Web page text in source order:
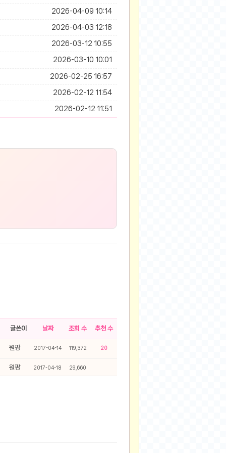
2026-04-09 10:14
2026-04-03 12:18
2026-03-12 10:55
2026-03-10 10:01
2026-02-25 16:57
2026-02-12 11:54
2026-02-12 11:51
글쓴이 날짜 조회 수 추천 수
원팡 2017-04-14 119,372 20
원팡 2017-04-18 29,660